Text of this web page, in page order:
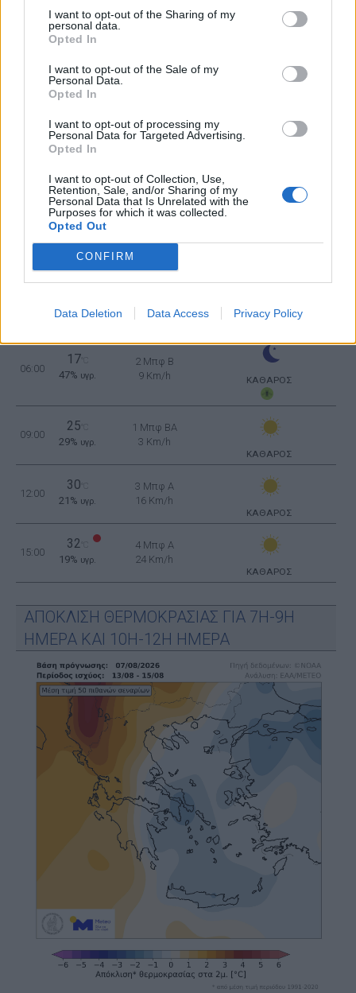
I want to opt-out of the Sharing of my
personal data.
Opted In
I want to opt-out of the Sale of my
Personal Data.
Opted In
I want to opt-out of processing my
Personal Data for Targeted Advertising.
Opted In
I want to opt-out of Collection, Use,
Retention, Sale, and/or Sharing of my
Personal Data that Is Unrelated with the
Purposes for which it was collected.
Opted Out
CONFIRM
Data Deletion Data Access Privacy Policy
19%υγρ.
16 Km/h
ΚΑΘΑΡΟΣ
17%υγρ.
24 Km/h
26 °C
28%υγρ.
2 Μπφ N
9 Km/h
21°C
35%υγρ.
3 Μπφ ΒΔ
20°C
06:00
17
47% υγρ.
2 Μπφ B
9 Km/h
ΚΑΘΑΡΟΣ
09:00
25
29% υγρ.
1 Μπφ BA
3 Km/h
ΚΑΘΑΡΟΣ
12:00
30
21% υγρ.
3 Μπφ Α
16 Km/h
ΚΑΘΑΡΟΣ
15:00
32
19% υγρ.
4 Μπφ Α
24 Km/h
ΚΑΘΑΡΟΣ
ΑΠΟΚΛΙΣΗ ΘΕΡΜΟΚΡΑΣΙΑΣ ΓΙΑ 7Η-9Η
ΗΜΕΡΑ ΚΑΙ 10Η-12Η ΗΜΕΡΑ